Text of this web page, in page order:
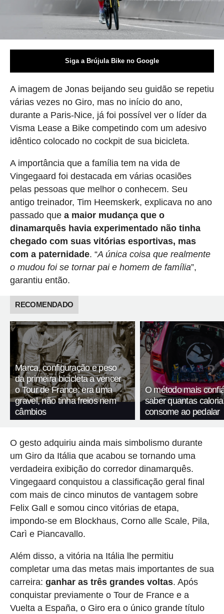
Siga a Brújula Bike no Google
A imagem de Jonas beijando seu guidão se repetiu
várias vezes no Giro, mas no início do ano,
durante a Paris-Nice, já foi possível ver o líder da
Visma Lease a Bike competindo com um adesivo
idêntico colocado no cockpit de sua bicicleta.
A importância que a família tem na vida de
Vingegaard foi destacada em várias ocasiões
pelas pessoas que melhor o conhecem. Seu
antigo treinador, Tim Heemskerk, explicava no ano
passado que a maior mudança que o
dinamarquês havia experimentado não tinha
chegado com suas vitórias esportivas, mas
com a paternidade. “A única coisa que realmente
o mudou foi se tornar pai e homem de família”,
garantiu então.
RECOMENDADO
Marca, configuração e peso
da primeira bicicleta a vencer
o Tour de France: era uma
gravel, não tinha freios nem
câmbios
O método mais
saber quantas
consome ao pedalar
O gesto adquiriu ainda mais simbolismo durante
um Giro da Itália que acabou se tornando uma
verdadeira exibição do corredor dinamarquês.
Vingegaard conquistou a classificação geral final
com mais de cinco minutos de vantagem sobre
Felix Gall e somou cinco vitórias de etapa,
impondo-se em Blockhaus, Corno alle Scale, Pila,
Carì e Piancavallo.
Além disso, a vitória na Itália lhe permitiu
completar uma das metas mais importantes de sua
carreira: ganhar as três grandes voltas. Após
conquistar previamente o Tour de France e a
Vuelta a España, o Giro era o único grande título